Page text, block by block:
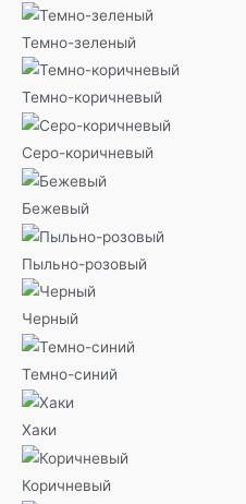
Темно-зеленый
Темно-коричневый
Серо-коричневый
Бежевый
Пыльно-розовый
Черный
Темно-синий
Хаки
Коричневый